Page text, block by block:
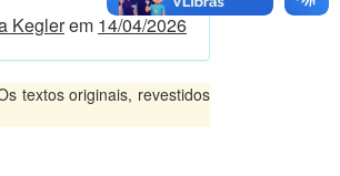
Keglerem 14/04/2026
textos originais, revestidos